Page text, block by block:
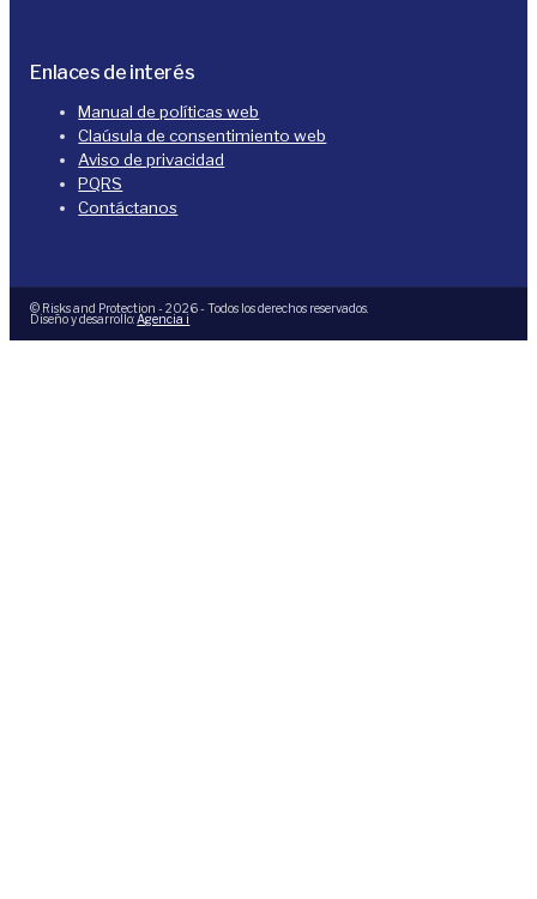
Enlaces de interés
Manual de políticas web
Claúsula de consentimiento web
Aviso de privacidad
PQRS
Contáctanos
© Risks and Protection - 2026 - Todos los derechos reservados.
Diseño y desarrollo:Agencia i